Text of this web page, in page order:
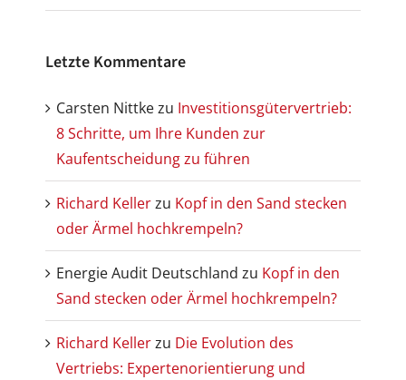
Letzte Kommentare
Carsten Nittkezu Investitionsgütervertrieb:
8 Schritte, um Ihre Kunden zur
Kaufentscheidung zu führen
Richard Kellerzu Kopf in den Sand stecken
oder Ärmel hochkrempeln?
Energie Audit Deutschland zu Kopf in den
Sand stecken oder Ärmel hochkrempeln?
Richard Kellerzu Die Evolution des
Vertriebs: Expertenorientierung und